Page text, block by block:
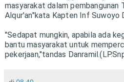
masyarakat dalam pembangunan
Alqur'an"kata Kapten Inf Suwoyo
"Sedapat mungkin, apabila ada
bantu masyarakat untuk
pekerjaan,"tandas